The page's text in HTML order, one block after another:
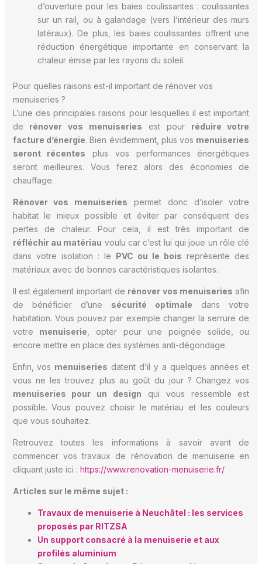
d’ouverture pour les baies coulissantes : coulissantes
sur un rail, ou à galandage (vers l’intérieur des murs
latéraux). De plus, les baies coulissantes offrent une
réduction énergétique importante en conservant la
chaleur émise par les rayons du soleil.
Pour quelles raisons est-il important de rénover vos
menuiseries ?
L’une des principales raisons pour lesquelles il est important
de rénover vos menuiseries est pour réduire votre
facture d’énergie. Bien évidemment, plus vos menuiseries
seront récentes plus vos performances énergétiques
seront meilleures. Vous ferez alors des économies de
chauffage.
Rénover vos menuiseries permet donc d’isoler votre
habitat le mieux possible et éviter par conséquent des
pertes de chaleur. Pour cela, il est très important de
réfléchir au matériau voulu car c’est lui qui joue un rôle clé
dans votre isolation : le PVC ou le bois représente des
matériaux avec de bonnes caractéristiques isolantes.
Il est également important de rénover vos menuiseries afin
de bénéficier d’une sécurité optimale dans votre
habitation. Vous pouvez par exemple changer la serrure de
votre menuiserie , opter pour une poignée solide, ou
encore mettre en place des systèmes anti-dégondage.
Enfin, vos menuiseries datent d’il y a quelques années et
vous ne les trouvez plus au goût du jour ? Changez vos
menuiseries pour un design qui vous ressemble est
possible. Vous pouvez choisir le matériau et les couleurs
que vous souhaitez.
Retrouvez toutes les informations à savoir avant de
commencer vos travaux de rénovation de menuiserie en
cliquant juste ici : https://www.renovation-menuiserie.fr/
Articles sur le même sujet :
Travaux de menuiserie à Neuchâtel : les services
proposés par RITZSA
Un support consacré à la menuiserie et aux
profilés aluminium